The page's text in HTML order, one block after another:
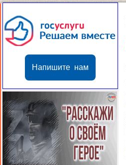
Напишите нам